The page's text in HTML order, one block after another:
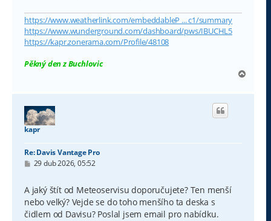
https://www.weatherlink.com/embeddableP ... c1/summary
https://www.wunderground.com/dashboard/pws/IBUCHL5
https://kapr.zonerama.com/Profile/48108
Pěkný den z Buchlovic
h
kapr
Re: Davis Vantage Pro
P
s
p
ě
v
29 dub 2026, 05:52
A jaký štít od Meteoservisu doporučujete? Ten menší
nebo velký? Vejde se do toho menšího ta deska s
čidlem od Davisu? Poslal jsem email pro nabídku.